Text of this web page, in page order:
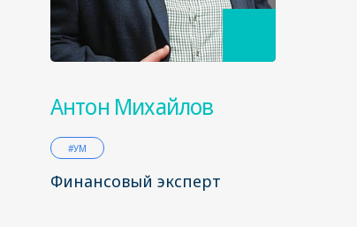
Антон Михайлов
#УМ
Финансовый эксперт